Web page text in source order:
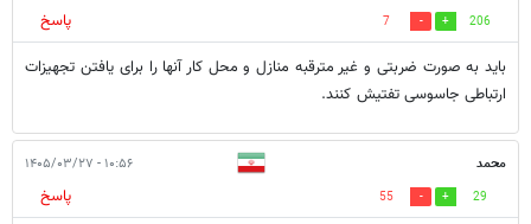
206
7
پاسخ
باید به صورت ضربتی و غیر مترقبه منازل و محل کار آنها را برای یافتن تجهیزات
ارتباطی جاسوسی تفتیش کنند.
محمد ۱۰:۵۶ - ۱۴۰۵/۰۳/۲۷
29
55
پاسخ